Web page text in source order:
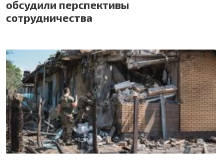
обсудили перспективы
сотрудничества